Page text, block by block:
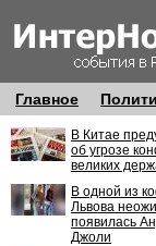
Главное
В Китае
об угрозе
великих
В одной из
Львова
появилась
Джоли